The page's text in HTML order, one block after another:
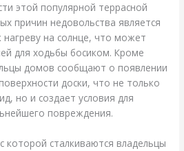
этой популярной террасной
причин недовольства является
нагреву на солнце, что может
для ходьбы босиком. Кроме
домов сообщают о появлении
доски, что не только
но и создает условия для
повреждения.
сталкиваются владельцы